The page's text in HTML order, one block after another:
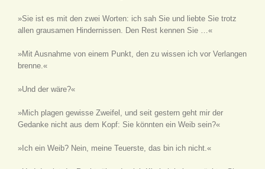
»Sie ist es mit den zwei Worten: ich sah Sie und liebte Sie trotz
allen grausamen Hindernissen. Den Rest kennen Sie …«
»Mit Ausnahme von einem Punkt, den zu wissen ich vor Verlangen
brenne.«
»Und der wäre?«
»Mich plagen gewisse Zweifel, und seit gestern geht mir der
Gedanke nicht aus dem Kopf: Sie könnten ein Weib sein?«
»Ich ein Weib? Nein, meine Teuerste, das bin ich nicht.«